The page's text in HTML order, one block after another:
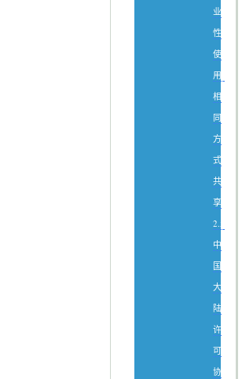
业
性
使
用-
相
同
方
式
共
享
2.5
中
国
大
陆
许
可
协